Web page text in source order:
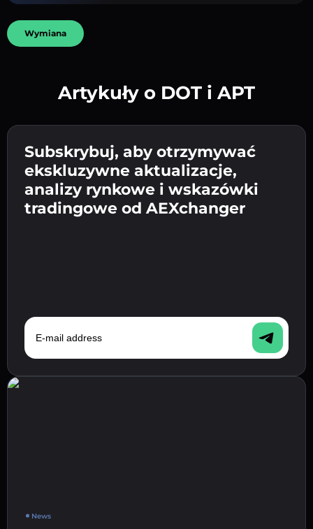
Wpisz adres swojego portfela
kryptowalutowego 👉 przejdź do następnego
kroku.
Potwierdź swoją tożsamość 👉 przejdź do
ostatniego kroku.
Wyślij depozyt 👉 odbierz kryptowalutę lub
walutę fiat w swoim portfelu.
Wymiana
Artykuły o DOT i APT
Subskrybuj, aby otrzymywać
ekskluzywne aktualizacje,
analizy rynkowe i wskazówki
tradingowe od AEXchanger
E-mail address
News